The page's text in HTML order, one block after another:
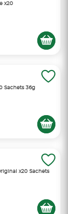
x20
Sachets 36g
x20 Sachets